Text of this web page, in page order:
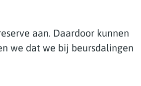
aan. Daardoor kunnen
we dat we bij beursdalingen